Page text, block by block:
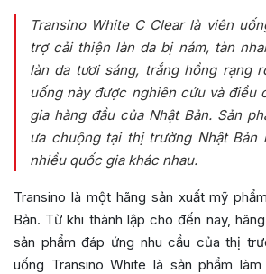
Transino White C Clear là viên
trợ cải thiện làn da bị nám, tàn
làn da tươi sáng, trắng hồng rạng
uống này được nghiên cứu và điều
gia hàng đầu của Nhật Bản. Sản
ưa chuộng tại thị trường Nhật
nhiều quốc gia khác nhau.
Transino là một hãng sản xuất mỹ
Bản. Từ khi thành lập cho đến nay,
sản phẩm đáp ứng nhu cầu của thị
uống Transino White là sản phẩm